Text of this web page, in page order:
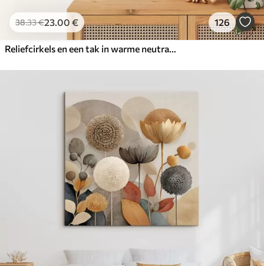
38.33€23.00 € 126
Reliefcirkels en een tak in warme neutrale tinten